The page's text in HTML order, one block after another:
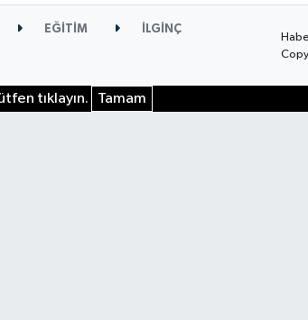
EĞİTİM
İLGİNÇ
tıklayın. Tamam